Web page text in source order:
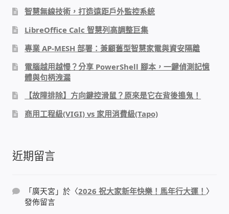
居易科技DrayTek/裕笠科技Ublink
印表列印伺服器
虛擬機 Virtual machine VirtualBox Hyper-V
VMware
網路 到府檢測 連線設定
PHP程式設計
智慧無線技術，打造遠距戶外監控系統
LibreOffice Calc 智慧列高調整巨集
專業 AP-MESH 部署：兼顧舊型智慧家電與資安隔離
電腦越用越慢？分享 PowerShell 腳本，一鍵偵測記憶
體與句柄洩漏
【故障排除】方向鍵控滑鼠？原來是它在背後搗鬼！
商用工程級(VIGI) vs 家用消費級(Tapo)
近期留言
「廣天宮 」於〈2026 祝大家新年快樂！馬年行大運！ 〉
發佈留言